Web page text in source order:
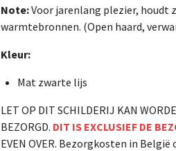
Note:Voor jarenlang plezier, houdt
warmtebronnen. (Open haard,
Kleur:
Mat zwarte lijs
LET OP DIT SCHILDERIJ KAN
BEZORGD. DIT IS EXCLUSIEF DE
EVEN OVER. Bezorgkosten in België